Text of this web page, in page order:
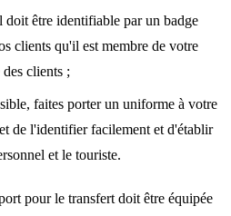
doit être identifiable par un badge
clients qu'il est membre de votre
clients ;
faites porter un uniforme à votre
de l'identifier facilement et d'établir
et le touriste.
pour le transfert doit être équipée